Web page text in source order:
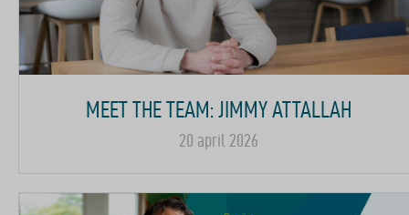
MEET THE TEAM: JIMMY ATTALLAH
20 april 2026